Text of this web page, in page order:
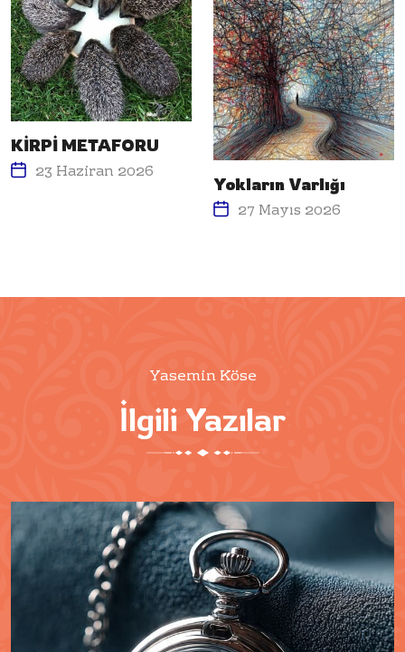
KİRPİ METAFORU
23 Haziran 2026 Yokların Varlığı
27 Mayıs 2026
Yasemin Köse
İlgili Yazılar